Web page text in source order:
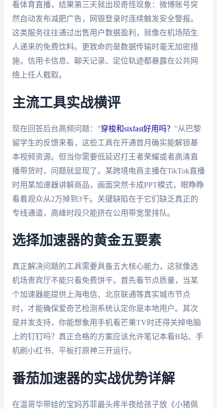
看体育直播，结果第三天就出现奇怪现象：微博账号突
然自动发布减肥广告，网银登录时连续触发安全警报。
这类服务往往通过出售用户数据盈利，就像在机场陌生
人递来的免费饮料。更致命的是数据传输时毫无加密措
施，信用卡信息、聊天记录、定位轨迹都暴露在公共网
络上任人截取。
主流工具实战横评
现在回答后台高频问题："穿梭和sixfast好用吗？ "从巴黎
留学生的反馈来看，这些工具在开通首月确实能解锁基
本视频资源。但当你需要低延迟打王者荣耀或者高清直
播带货时，问题就显现了。某跨境电商主播在TikTok直播
时用某加速器讲解商品，画面突然卡成PPT模式，眼睁睁
看着观众从2万掉到3千。关键缺陷在于它们缺乏真正的
专线通道，高峰时段只能挤在公用带宽里排队。
选择加速器的黄金五要素
真正解决问题的工具需要具备五大核心能力，这就像选
机场贵宾厅不能只看免费饼干。首先看节点质量，当某
个加速器能提供上海电信、北京联通等真实城市节点
时，才能确保爱奇艺检测系统认定你是本地用户。其次
是并发支持，你能想象用手机看芒果TV时还得关掉电脑
上的钉钉吗？真正合格的方案应该允许笔记本看B站、手
机刷小红书、平板打原神三开运行。
番茄加速器的实战优势详解
在温哥华带娃的宝妈苏菲最头疼半夜给孩子放《小猪佩